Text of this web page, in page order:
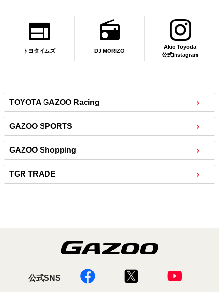
トヨタイムズ DJ MORIZO
Akio Toyoda
公式Instagram
TOYOTA GAZOO Racing
GAZOO SPORTS
GAZOO Shopping
TGR TRADE
公式SNS